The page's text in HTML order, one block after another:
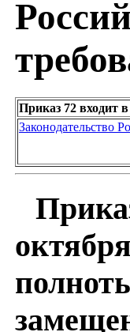
Приказ 72 входит
Законодательство